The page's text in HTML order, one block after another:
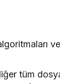
ve
tüm